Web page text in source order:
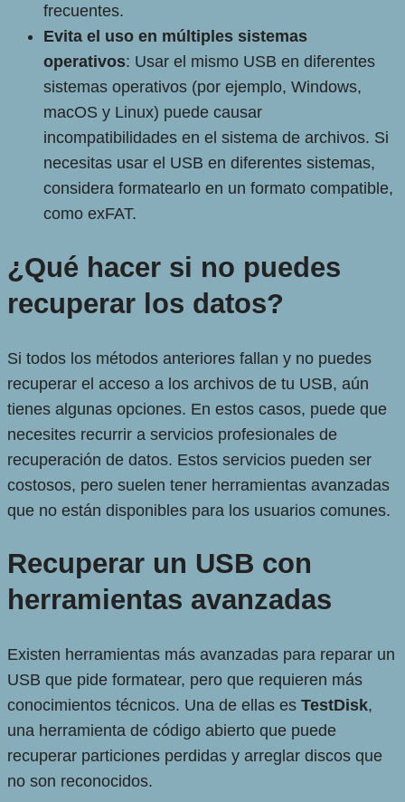
frecuentes.
Evita el uso en múltiples sistemas
operativos: Usar el mismo USB en diferentes
sistemas operativos (por ejemplo, Windows,
macOS y Linux) puede causar
incompatibilidades en el sistema de archivos. Si
necesitas usar el USB en diferentes sistemas,
considera formatearlo en un formato compatible,
como exFAT.
¿Qué hacer si no puedes
recuperar los datos?
Si todos los métodos anteriores fallan y no puedes
recuperar el acceso a los archivos de tu USB, aún
tienes algunas opciones. En estos casos, puede que
necesites recurrir a servicios profesionales de
recuperación de datos. Estos servicios pueden ser
costosos, pero suelen tener herramientas avanzadas
que no están disponibles para los usuarios comunes.
Recuperar un USB con
herramientas avanzadas
Existen herramientas más avanzadas para reparar un
USB que pide formatear, pero que requieren más
conocimientos técnicos. Una de ellas es TestDisk,
una herramienta de código abierto que puede
recuperar particiones perdidas y arreglar discos que
no son reconocidos.